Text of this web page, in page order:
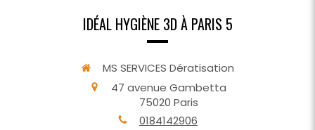
IDÉAL HYGIÈNE 3D À PARIS 5
MS SERVICES Dératisation
47 avenue Gambetta
75020 Paris
0184142906